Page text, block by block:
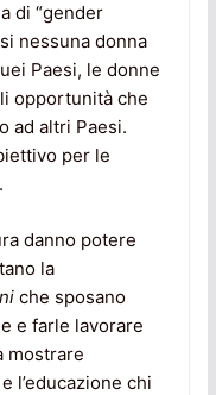
di “gender
nessuna donna
Paesi, le donne
opportunità che
ad altri Paesi.
per le
danno potere
la
che sposano
e farle lavorare
mostrare
l’educazione chi